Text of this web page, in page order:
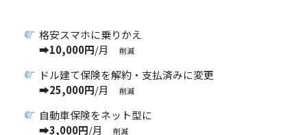
格安スマホに乗りかえ
➡10,000円/月削減
ドル建て保険を解約・支払済みに変更
➡25,000円/月削減
自動車保険をネット型に
➡3,000円/月削減